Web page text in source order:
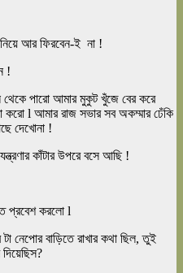
আর ফিরবেন-ই না !
!
থেকে পারো আমার মুকুট খুঁজে বের করে
করো l আমার রাজ সভার সব অকম্মার ঢেঁকি
দেখোনা !
কাঁটার উপরে বসে আছি !
প্রবেশ করলো l
নেপোর বাড়িতে রাখার কথা ছিল, তুই